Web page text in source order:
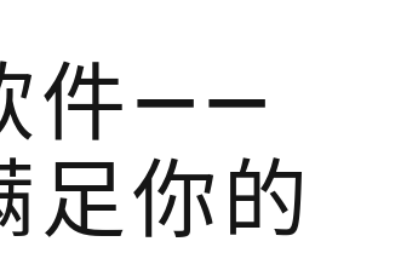
件——
足你的